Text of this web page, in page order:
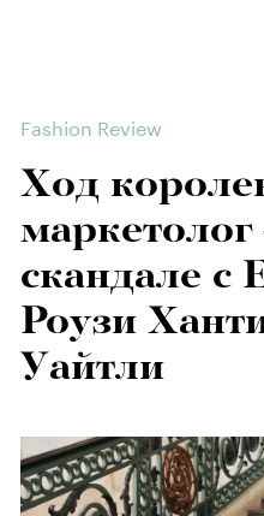
Fashion Review
Ход
скандале с
Роузи
Уайтли